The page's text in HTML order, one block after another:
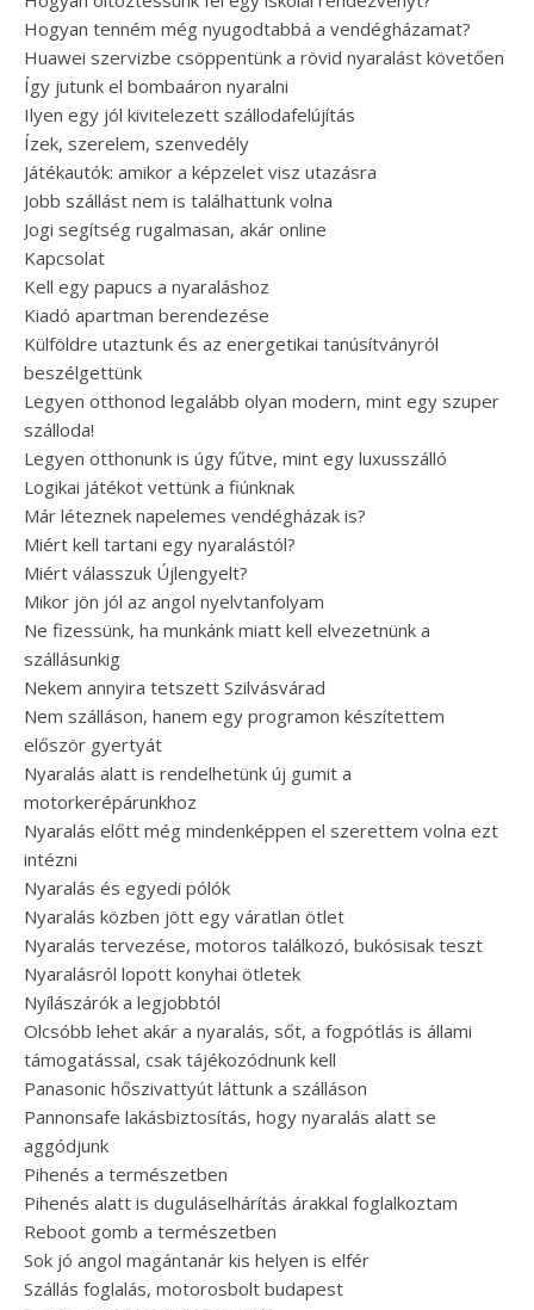
Hogyan tenném még nyugodtabbá a vendégházamat?
Huawei szervizbe csöppentünk a rövid nyaralást követően
Így jutunk el bombaáron nyaralni
Ilyen egy jól kivitelezett szállodafelújítás
Ízek, szerelem, szenvedély
Játékautók: amikor a képzelet visz utazásra
Jobb szállást nem is találhattunk volna
Jogi segítség rugalmasan, akár online
Kapcsolat
Kell egy papucs a nyaraláshoz
Kiadó apartman berendezése
Külföldre utaztunk és az energetikai tanúsítványról
beszélgettünk
Legyen otthonod legalább olyan modern, mint egy szuper
szálloda!
Legyen otthonunk is úgy fűtve, mint egy luxusszálló
Logikai játékot vettünk a fiúnknak
Már léteznek napelemes vendégházak is?
Miért kell tartani egy nyaralástól?
Miért válasszuk Újlengyelt?
Mikor jön jól az angol nyelvtanfolyam
Ne fizessünk, ha munkánk miatt kell elvezetnünk a
szállásunkig
Nekem annyira tetszett Szilvásvárad
Nem szálláson, hanem egy programon készítettem
először gyertyát
Nyaralás alatt is rendelhetünk új gumit a
motorkerépárunkhoz
Nyaralás előtt még mindenképpen el szerettem volna ezt
intézni
Nyaralás és egyedi pólók
Nyaralás közben jött egy váratlan ötlet
Nyaralás tervezése, motoros találkozó, bukósisak teszt
Nyaralásról lopott konyhai ötletek
Nyílászárók a legjobbtól
Olcsóbb lehet akár a nyaralás, sőt, a fogpótlás is állami
támogatással, csak tájékozódnunk kell
Panasonic hőszivattyút láttunk a szálláson
Pannonsafe lakásbiztosítás, hogy nyaralás alatt se
aggódjunk
Pihenés a természetben
Pihenés alatt is duguláselhárítás árakkal foglalkoztam
Reboot gomb a természetben
Sok jó angol magántanár kis helyen is elfér
Szállás foglalás, motorosbolt budapest